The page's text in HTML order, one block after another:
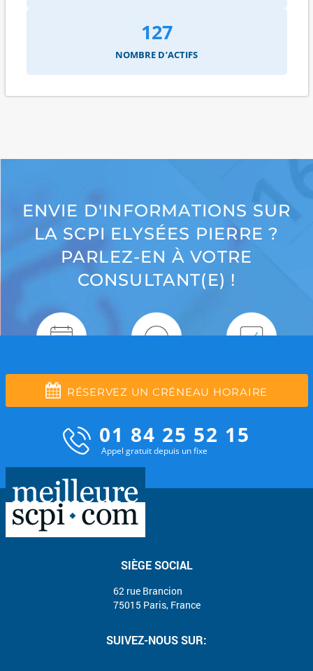
127
NOMBRE D’ACTIFS
ENVIE D'INFORMATIONS SUR
LA SCPI ELYSÉES PIERRE ?
PARLEZ-EN À VOTRE
CONSULTANT(E) !
RÉSERVEZ UN CRÉNEAU HORAIRE
01 84 25 52 15
Appel gratuit depuis un fixe
SIÈGE SOCIAL
62 rue Brancion
75015 Paris, France
SUIVEZ-NOUS SUR: